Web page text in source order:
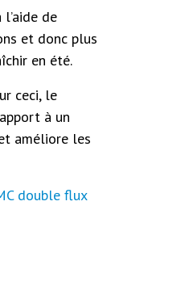
de
et donc plus
en été.
ceci, le
à un
améliore les
double flux